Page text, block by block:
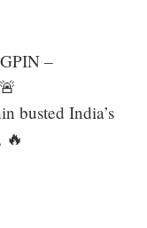
–
busted India’s
🔥